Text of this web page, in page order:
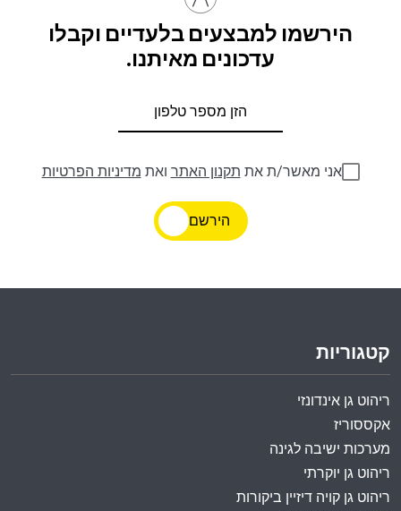
הירשמו למבצעים בלעדיים וקבלו
עדכונים מאיתנו.
אני מאשר/ת את תקנון האתר ואת מדיניות הפרטיות
הירשם
קטגוריות
ריהוט גן אינדונזי
אקססוריז
מערכות ישיבה לגינה
ריהוט גן יוקרתי
ריהוט גן קויה דיזיין ביקורות